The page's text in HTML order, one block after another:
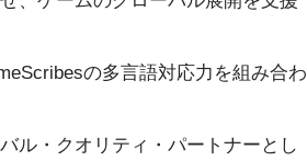
の多言語対応力を組み合わ
ル・クオリティ・パートナーとし